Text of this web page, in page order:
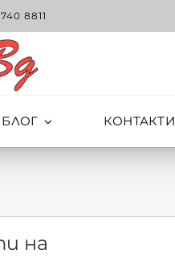
8811
БЛОГ КОНТАКТИ
на